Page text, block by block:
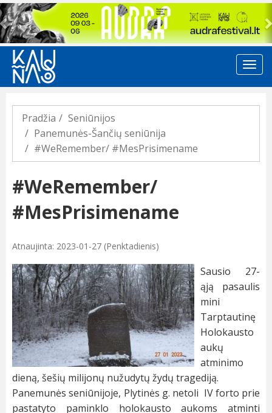
Previous
Pradžia
Seniūnijos
Panemunės-Šančių seniūnija
#WeRemember/ #MesPrisimename
#WeRemember/
#MesPrisimename
Atnaujinta: 2023-01-27 (Penktadienis)
Sausio 27-
ąją pasaulis
mini
Tarptautinę
Holokausto
aukų
atminimo
dieną, šešių milijonų nužudytų žydų tragediją.
Panemunės seniūnijoje, Plytinės g. netoli IV forto prie
pastatyto paminklo holokausto aukoms atminti